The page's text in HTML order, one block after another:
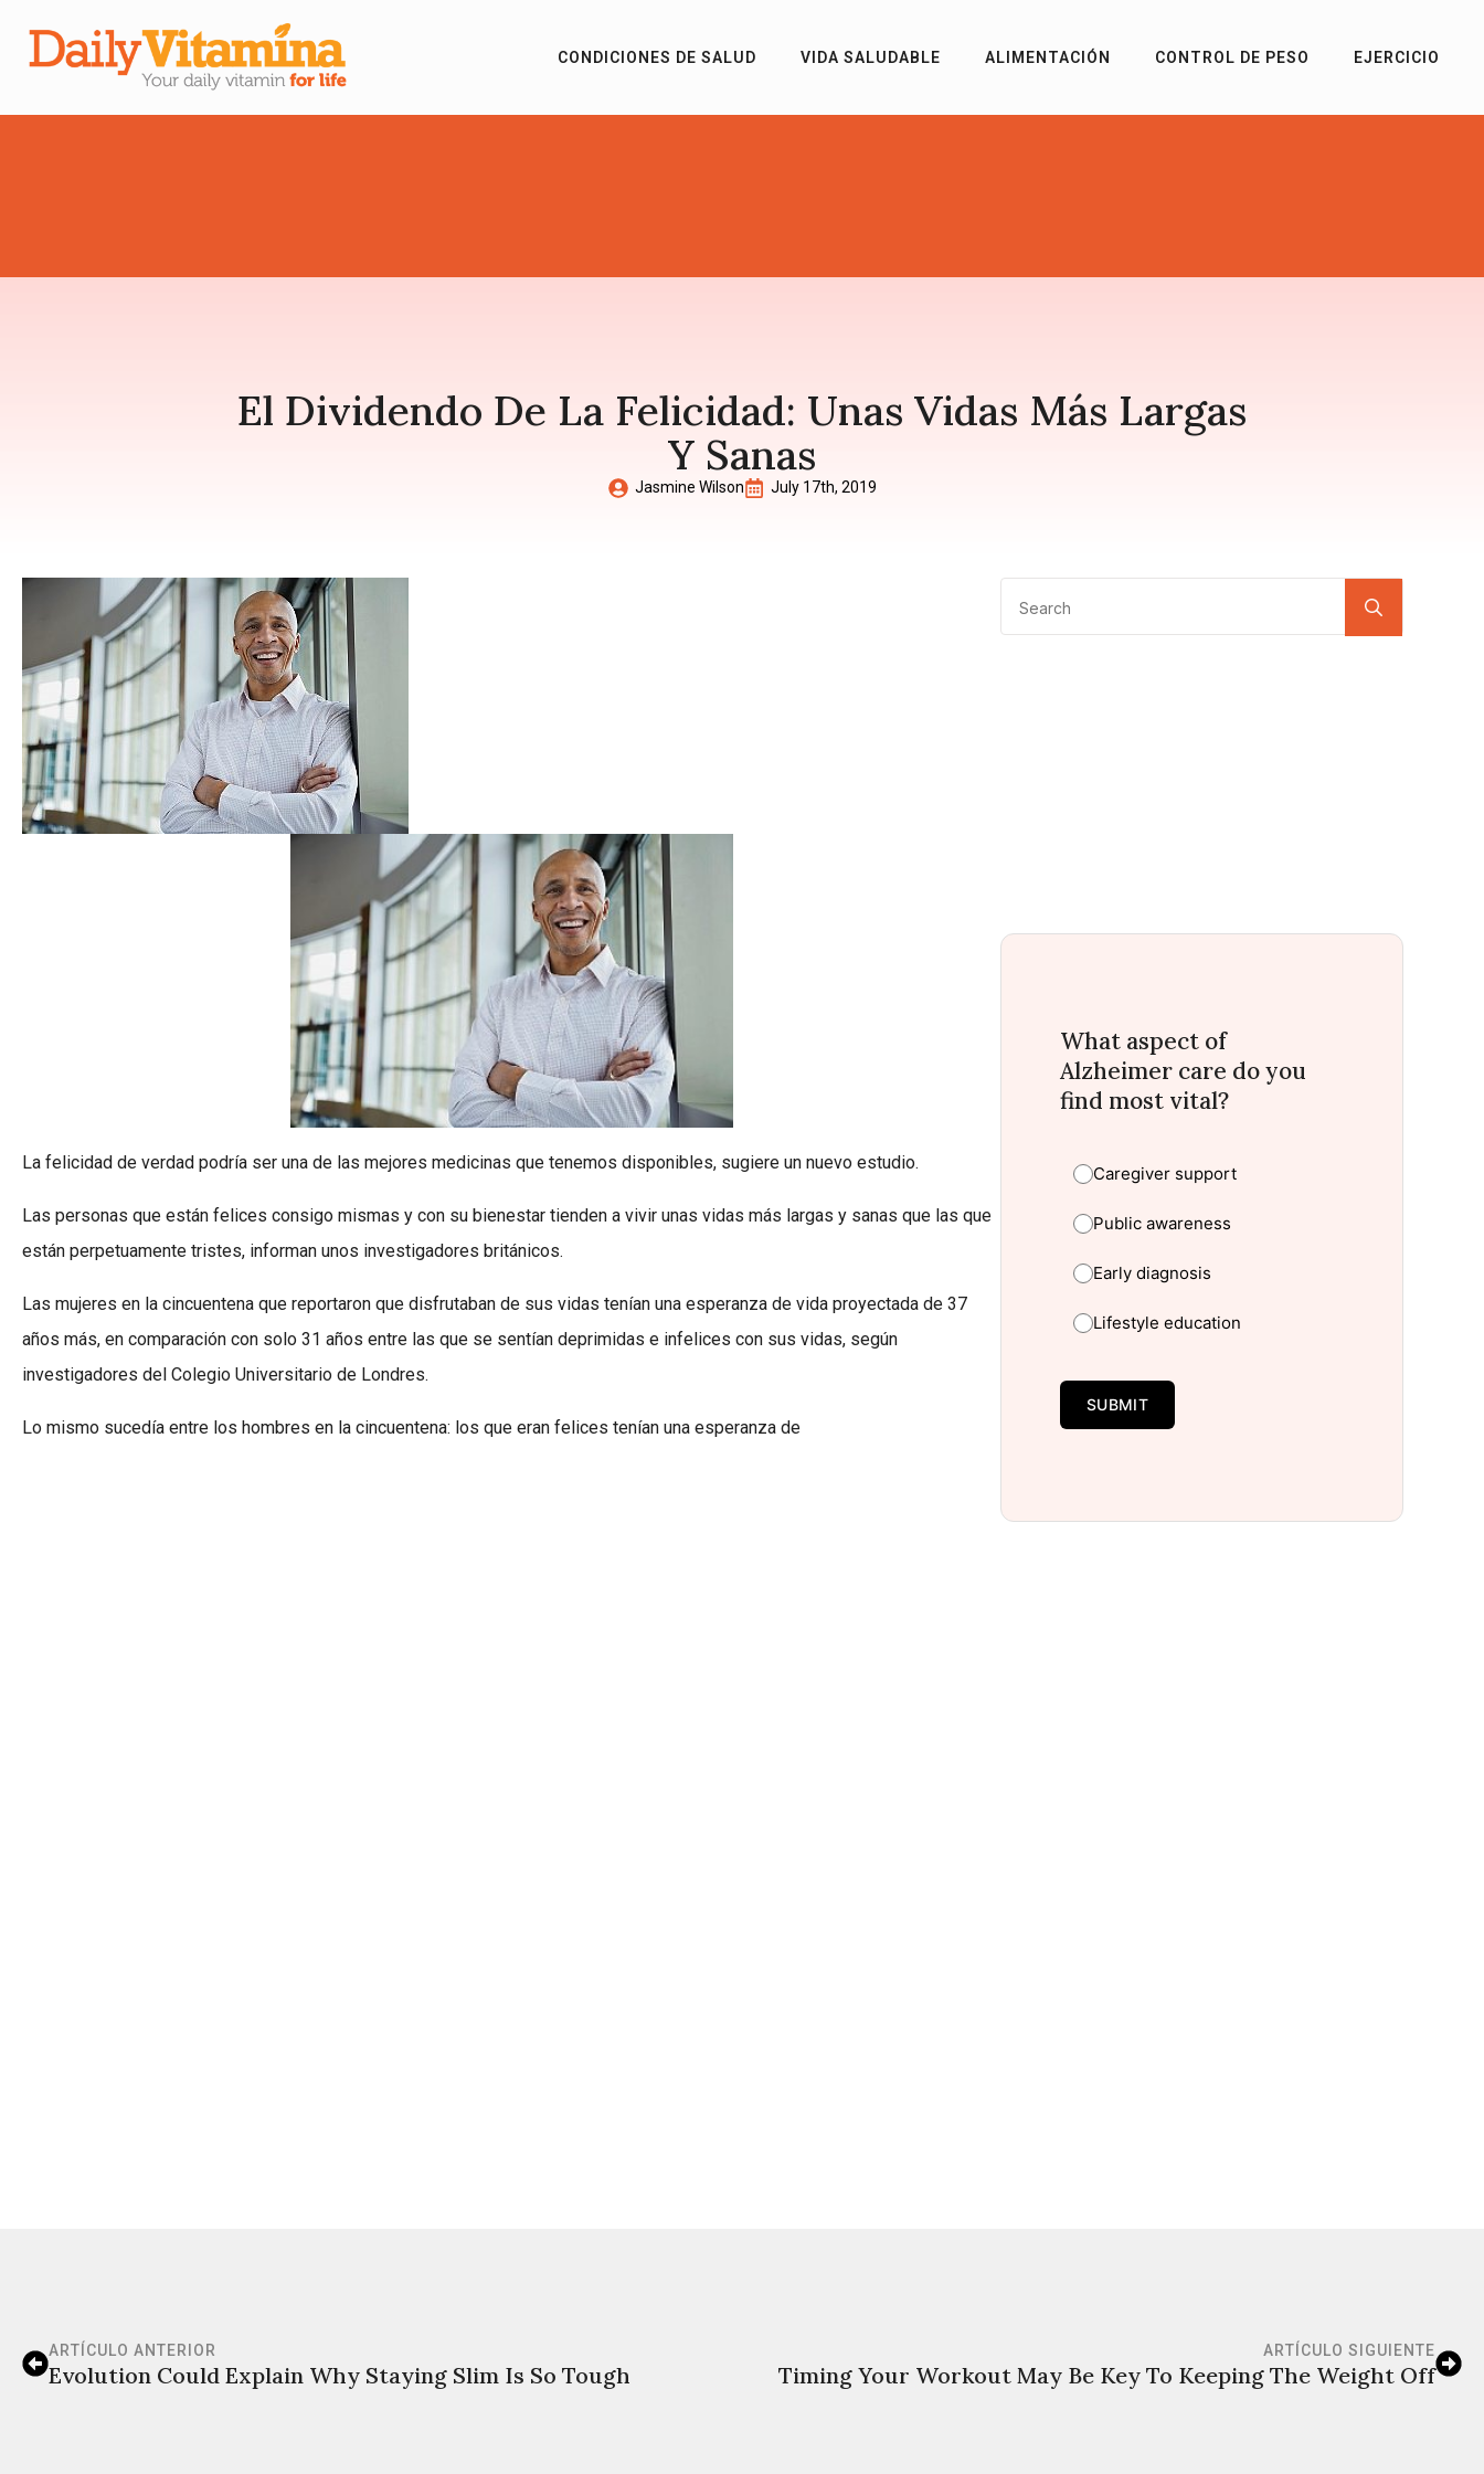
CONDICIONES DE SALUD VIDA SALUDABLE ALIMENTACIÓN CONTROL DE PESO EJERCICIO
El Dividendo De La Felicidad: Unas Vidas Más Largas
Y Sanas
Jasmine Wilson July 17th, 2019
La felicidad de verdad podría ser una de las mejores medicinas que tenemos disponibles, sugiere un nuevo estudio.
Las personas que están felices consigo mismas y con su bienestar tienden a vivir unas vidas más largas y sanas que las que
están perpetuamente tristes, informan unos investigadores británicos.
Las mujeres en la cincuentena que reportaron que disfrutaban de sus vidas tenían una esperanza de vida proyectada de 37
años más, en comparación con solo 31 años entre las que se sentían deprimidas e infelices con sus vidas, según
investigadores del Colegio Universitario de Londres.
Lo mismo sucedía entre los hombres en la cincuentena: los que eran felices tenían una esperanza de
What aspect of
Alzheimer care do you
find most vital?
Caregiver support
Public awareness
Early diagnosis
Lifestyle education
SUBMIT
ARTÍCULO ANTERIOR
Evolution Could Explain Why Staying Slim Is So Tough
ARTÍCULO SIGUIENTE
Timing Your Workout May Be Key To Keeping The Weight Off